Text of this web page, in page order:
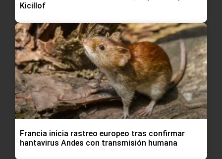
Kicillof
Francia inicia rastreo europeo tras confirmar
hantavirus Andes con transmisión humana